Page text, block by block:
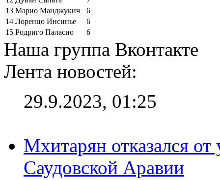
13 Марио Манджукич
6
14 Лоренцо Инсинье
6
15 Родриго Паласио 6
Наша группа Вконтакте
Лента новостей:
29.9.2023, 01:25
Мхитарян отказался от
Саудовской Аравии